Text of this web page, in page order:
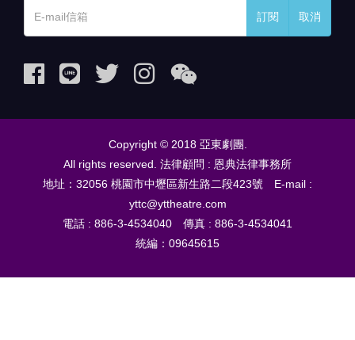
訂閱 取消
Copyright © 2018 亞東劇團.
All rights reserved. 法律顧問 : 恩典法律事務所
地址：32056 桃園市中壢區新生路二段423號 E-mail :
yttc@yttheatre.com
電話 : 886-3-4534040 傳真 : 886-3-4534041
統編：09645615